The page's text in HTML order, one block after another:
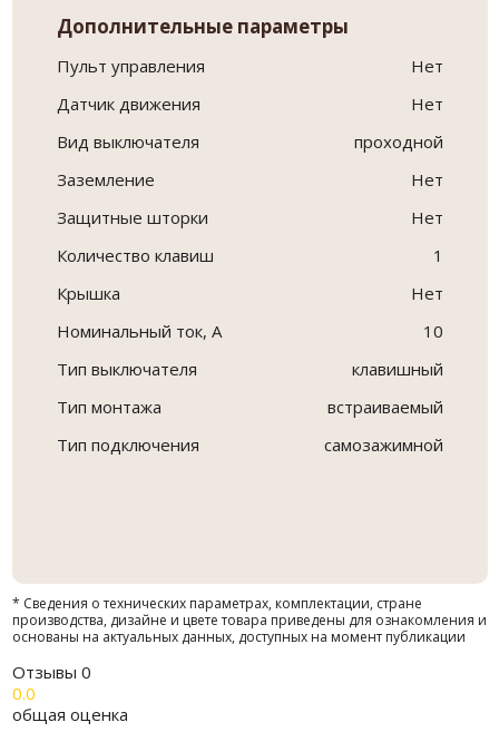
Дополнительные параметры
Пульт управления
Нет
Датчик движения
Нет
Вид выключателя
проходной
Заземление
Нет
Защитные шторки
Нет
Количество клавиш
1
Крышка
Нет
Номинальный ток, А
10
Тип выключателя
клавишный
Тип монтажа
встраиваемый
Тип подключения
самозажимной
* Сведения о технических параметрах, комплектации, стране
производства, дизайне и цвете товара приведены для ознакомления и
основаны на актуальных данных, доступных на момент публикации
Отзывы 0
0.0
общая оценка